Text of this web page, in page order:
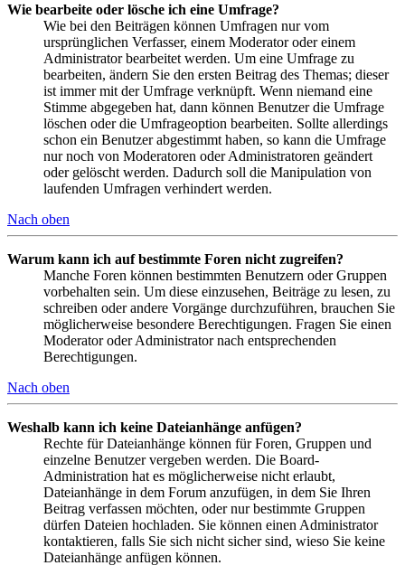
Wie bearbeite oder lösche ich eine Umfrage?
Wie bei den Beiträgen können Umfragen nur vom
ursprünglichen Verfasser, einem Moderator oder einem
Administrator bearbeitet werden. Um eine Umfrage zu
bearbeiten, ändern Sie den ersten Beitrag des Themas; dieser
ist immer mit der Umfrage verknüpft. Wenn niemand eine
Stimme abgegeben hat, dann können Benutzer die Umfrage
löschen oder die Umfrageoption bearbeiten. Sollte allerdings
schon ein Benutzer abgestimmt haben, so kann die Umfrage
nur noch von Moderatoren oder Administratoren geändert
oder gelöscht werden. Dadurch soll die Manipulation von
laufenden Umfragen verhindert werden.
Nach oben
Warum kann ich auf bestimmte Foren nicht zugreifen?
Manche Foren können bestimmten Benutzern oder Gruppen
vorbehalten sein. Um diese einzusehen, Beiträge zu lesen, zu
schreiben oder andere Vorgänge durchzuführen, brauchen Sie
möglicherweise besondere Berechtigungen. Fragen Sie einen
Moderator oder Administrator nach entsprechenden
Berechtigungen.
Nach oben
Weshalb kann ich keine Dateianhänge anfügen?
Rechte für Dateianhänge können für Foren, Gruppen und
einzelne Benutzer vergeben werden. Die Board-
Administration hat es möglicherweise nicht erlaubt,
Dateianhänge in dem Forum anzufügen, in dem Sie Ihren
Beitrag verfassen möchten, oder nur bestimmte Gruppen
dürfen Dateien hochladen. Sie können einen Administrator
kontaktieren, falls Sie sich nicht sicher sind, wieso Sie keine
Dateianhänge anfügen können.